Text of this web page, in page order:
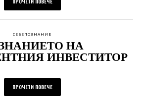
СЕБЕПОЗНАНИЕ
НА
ИНВЕСТИТОР
ПРОЧЕТИ ПОВЕЧЕ